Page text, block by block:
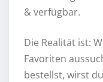
& verfügbar.
Die Realität ist:
Favoriten
bestellst, wirst